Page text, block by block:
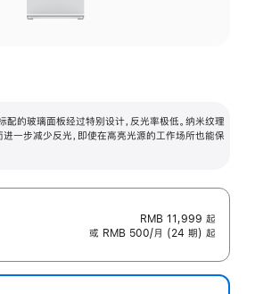
配的玻璃面板经过特别设计，反光率极低。纳米纹理
进一步减少反光，即使在高亮光源的工作场所也能保
RMB 11,999 起
或 RMB 500/月 (24 期) 起